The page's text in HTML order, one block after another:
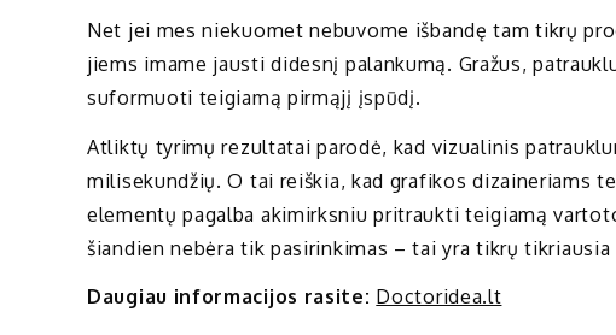
Net jei mes niekuomet nebuvome išbandę tam tikrų
jiems imame jausti didesnį palankumą. Gražus,
suformuoti teigiamą pirmąjį įspūdį.
Atliktų tyrimų rezultatai parodė, kad vizualinis
milisekundžių. O tai reiškia, kad grafikos dizaineriams
elementų pagalba akimirksniu pritraukti teigiamą
šiandien nebėra tik pasirinkimas – tai yra tikrų
Daugiau informacijos rasite: Doctoridea.lt